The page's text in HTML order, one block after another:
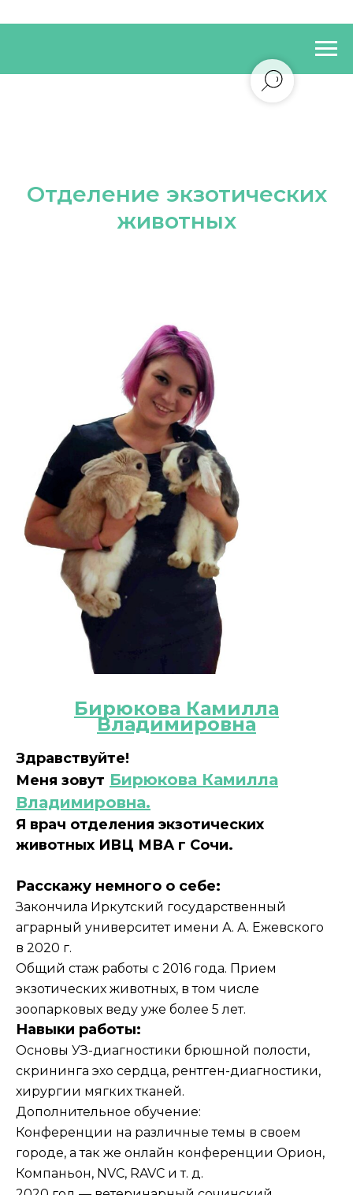
Отделение экзотических
животных
Бирюкова Камилла
Владимировна
Здравствуйте!
Меня зовут Бирюкова Камилла
Владимировна.
Я врач отделения экзотических
животных ИВЦ МВА г Сочи.
Расскажу немного о себе:
Закончила Иркутский государственный
аграрный университет имени А. А. Ежевского
в 2020 г.
Общий стаж работы с 2016 года. Прием
экзотических животных, в том числе
зоопарковых веду уже более 5 лет.
Навыки работы:
Основы УЗ-диагностики брюшной полости,
скрининга эхо сердца, рентген-диагностики,
хирургии мягких тканей.
Дополнительное обучение:
Конференции на различные темы в своем
городе, а так же онлайн конференции Орион,
Компаньон, NVC, RAVC и т. д.